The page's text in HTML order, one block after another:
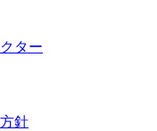
ター
針